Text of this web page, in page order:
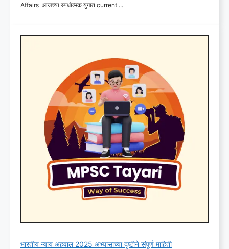
Affairs आजच्या स्पर्धात्मक युगात current ...
भारतीय न्याय अहवाल 2025 अभ्यासाच्या दृष्टीने संपूर्ण माहिती